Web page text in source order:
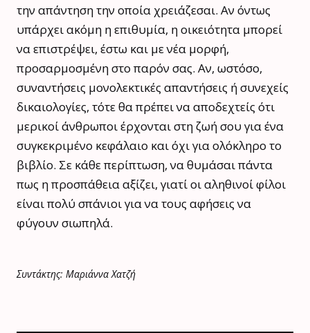
την απάντηση την οποία χρειάζεσαι. Αν όντως
υπάρχει ακόμη η επιθυμία, η οικειότητα μπορεί
να επιστρέψει, έστω και με νέα μορφή,
προσαρμοσμένη στο παρόν σας. Αν, ωστόσο,
συναντήσεις μονολεκτικές απαντήσεις ή συνεχείς
δικαιολογίες, τότε θα πρέπει να αποδεχτείς ότι
μερικοί άνθρωποι έρχονται στη ζωή σου για ένα
συγκεκριμένο κεφάλαιο και όχι για ολόκληρο το
βιβλίο. Σε κάθε περίπτωση, να θυμάσαι πάντα
πως η προσπάθεια αξίζει, γιατί οι αληθινοί φίλοι
είναι πολύ σπάνιοι για να τους αφήσεις να
φύγουν σιωπηλά.
Συντάκτης: Μαριάννα Χατζή